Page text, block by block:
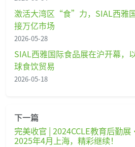
激活大湾区“食”力，SIAL西雅
接万亿市场
2026-05-28
SIAL西雅国际食品展在沪开幕
球食饮贸易
2026-05-18
下一篇
完美收官 | 2024CCLE教育后勤展
2025年4月上海，精彩继续！